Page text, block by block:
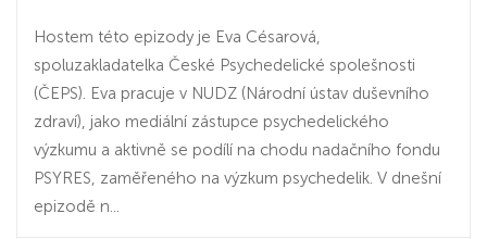
Hostem této epizody je Eva Césarová,
spoluzakladatelka České Psychedelické spolešnosti
(ČEPS). Eva pracuje v NUDZ (Národní ústav duševního
zdraví), jako mediální zástupce psychedelického
výzkumu a aktivně se podílí na chodu nadačního fondu
PSYRES, zaměřeného na výzkum psychedelik. V dnešní
epizodě n...